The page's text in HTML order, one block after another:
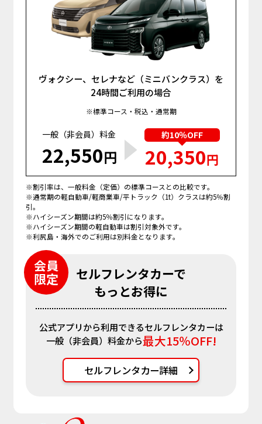
ヴォクシー、セレナなど（ミニバンクラス）を
24時間ご利用の場合
※標準コース・税込・通常期
一般（非会員）料金
22,550円
約10％OFF
20,350円
※割引率は、一般料金（定価）の標準コースとの比較です。
※通常期の軽自動車/軽商業車/平トラック（1t）クラスは約5％割
引。
※ハイシーズン期間は約5％割引になります。
※ハイシーズン期間の軽自動車は割引対象外です。
※利尻島・海外でのご利用は別料金となります。
セルフレンタカーで
もっとお得に
公式アプリから利用できるセルフレンタカーは
一般（非会員）料金から最大15％OFF!
セルフレンタカー詳細
会員
限定